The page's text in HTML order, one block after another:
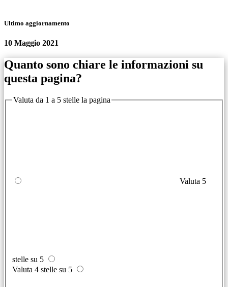
Ultimo aggiornamento
10 Maggio 2021
Quanto sono chiare le informazioni su
questa pagina?
Valuta da 1 a 5 stelle la pagina
Valuta 5
stelle su 5
Valuta 4 stelle su 5